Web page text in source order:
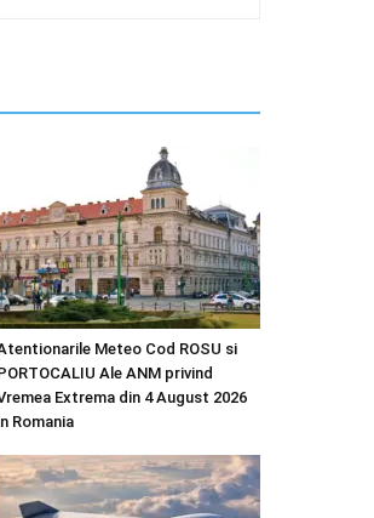
Meteo Cod ROSU si
Ale ANM privind
Extrema din 4 August 2026
Romania